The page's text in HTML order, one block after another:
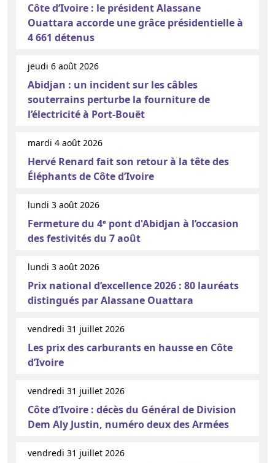
Côte d’Ivoire : le président Alassane
Ouattara accorde une grâce présidentielle à
4 661 détenus
jeudi 6 août 2026
Abidjan : un incident sur les câbles
souterrains perturbe la fourniture de
l’électricité à Port-Bouët
mardi 4 août 2026
Hervé Renard fait son retour à la tête des
Éléphants de Côte d’Ivoire
lundi 3 août 2026
Fermeture du 4ᵉ pont d'Abidjan à l’occasion
des festivités du 7 août
lundi 3 août 2026
Prix national d’excellence 2026 : 80 lauréats
distingués par Alassane Ouattara
vendredi 31 juillet 2026
Les prix des carburants en hausse en Côte
d’Ivoire
vendredi 31 juillet 2026
Côte d’Ivoire : décès du Général de Division
Dem Aly Justin, numéro deux des Armées
vendredi 31 juillet 2026